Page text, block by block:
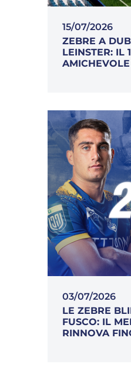
15/07/2026
ZEBRE A
LEINSTER: IL
03/07/2026
LE ZEBRE
FUSCO: IL
RINNOVA